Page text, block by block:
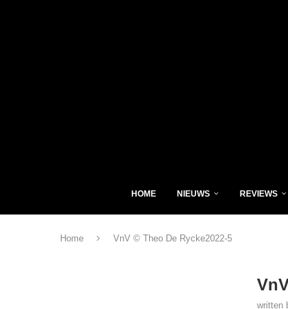
HOME NIEUWS REVIEWS
Home VnV © Theo De Rycke2022-5
written